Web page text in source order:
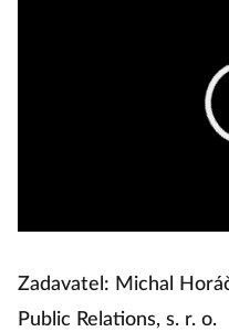
Zadavatel: Michal
Public Relations, s. r. o.